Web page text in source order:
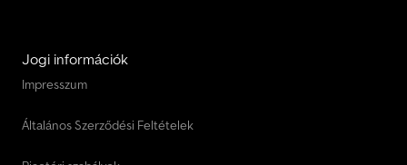
Jogi információk
Impresszum
Általános Szerződési Feltételek